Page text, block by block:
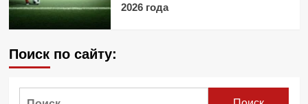
2026 года
Поиск по сайту: